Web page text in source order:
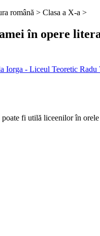
română > Clasa a X-a >
în opere
Iorga - Liceul Teoretic Radu
poate fi utilă liceenilor în